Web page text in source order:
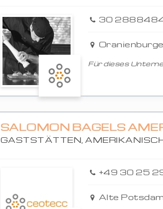
30
Für dieses
SALOMON BAGELS
GASTSTÄTTEN,
+49 30 25
Alte